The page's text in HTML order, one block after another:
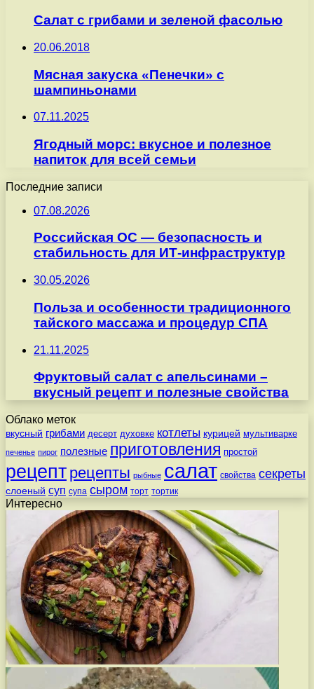
Cалат с грибами и зеленой фасолью
20.06.2018
Мясная закуска «Пенечки» с
шампиньонами
07.11.2025
Ягодный морс: вкусное и полезное
напиток для всей семьи
Последние записи
07.08.2026
Российская ОС — безопасность и
стабильность для ИТ-инфраструктур
30.05.2026
Польза и особенности традиционного
тайского массажа и процедур СПА
21.11.2025
Фруктовый салат с апельсинами –
вкусный рецепт и полезные свойства
Облако меток
вкусный грибами десерт духовке котлеты курицей мультиварке
печенье пирог полезные приготовления простой
рецепт рецепты рыбные салат свойства секреты
слоеный суп супа сыром торт тортик
Интересно